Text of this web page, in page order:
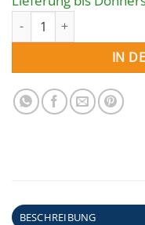
WINTERABDECKUNG
IN
BESCHREIBUNG